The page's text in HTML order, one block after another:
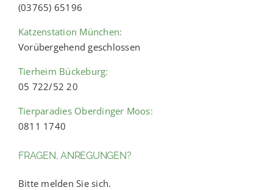
(03765) 65196
Katzenstation München:
Vorübergehend geschlossen
Tierheim Bückeburg:
05 722/52 20
Tierparadies Oberdinger Moos:
0811 1740
FRAGEN, ANREGUNGEN?
Bitte melden Sie sich.